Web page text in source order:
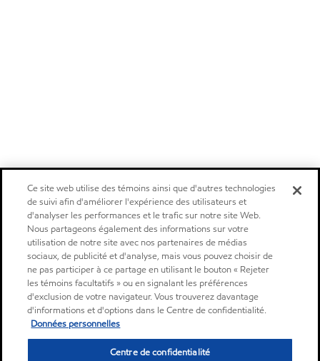
Ce site web utilise des témoins ainsi que d'autres technologies
de suivi afin d'améliorer l'expérience des utilisateurs et
d'analyser les performances et le trafic sur notre site Web.
Nous partageons également des informations sur votre
utilisation de notre site avec nos partenaires de médias
sociaux, de publicité et d'analyse, mais vous pouvez choisir de
ne pas participer à ce partage en utilisant le bouton « Rejeter
les témoins facultatifs » ou en signalant les préférences
d'exclusion de votre navigateur. Vous trouverez davantage
d'informations et d'options dans le Centre de confidentialité.
Données personnelles
Centre de confidentialité